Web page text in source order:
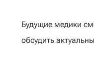
Будущие медики
обсудить